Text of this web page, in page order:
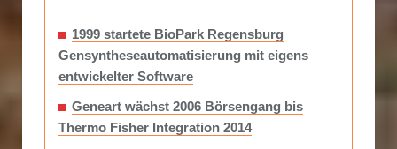
1999 startete BioPark Regensburg
Gensyntheseautomatisierung mit eigens
entwickelter Software
Geneart wächst 2006 Börsengang bis
Thermo Fisher Integration 2014